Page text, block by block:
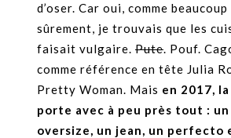
d’oser. Car oui, comme
sûrement, je trouvais que les
faisait vulgaire. Pute. Pouf.
comme référence en tête Julia
Pretty Woman. Mais en 2017,
porte avec à peu près tout :
oversize, un jean, un perfecto